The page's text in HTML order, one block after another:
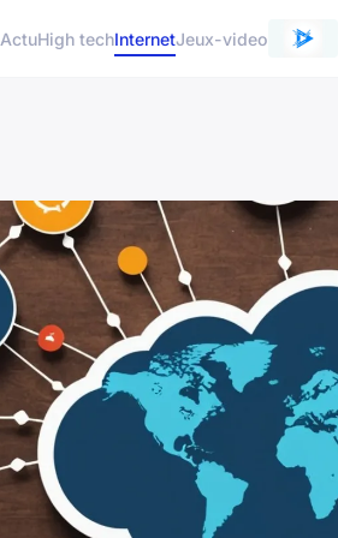
ActuHigh techInternetJeux-video